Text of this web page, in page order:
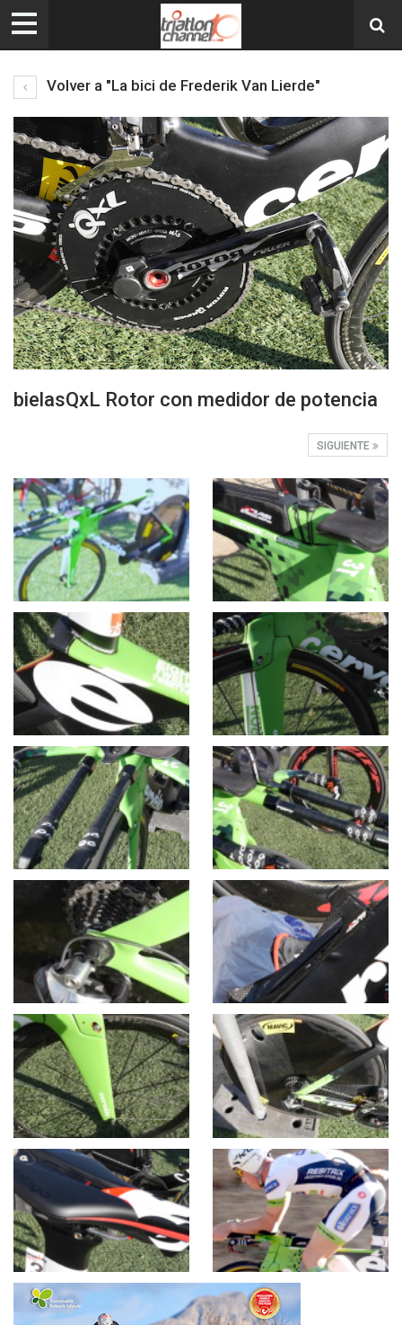
Volver a "La bici de Frederik Van Lierde"
bielasQxL Rotor con medidor de potencia
SIGUIENTE